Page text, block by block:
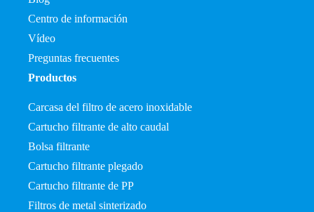
Centro de información
Vídeo
Preguntas frecuentes
Productos
Carcasa del filtro de acero inoxidable
Cartucho filtrante de alto caudal
Bolsa filtrante
Cartucho filtrante plegado
Cartucho filtrante de PP
Filtros de metal sinterizado